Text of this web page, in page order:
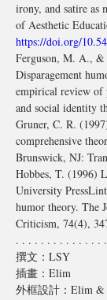
irony, and satire as
of Aesthetic
https://doi.org/
Ferguson, M. A.,
Disparagement
empirical review of
and social identity
Gruner, C. R.
comprehensive
Brunswick, NJ:
Hobbes, T. (1996)
University
humor theory. The
Criticism, 74(4),
. . . . . . . . . . . . . . .
撰文：LSY
插畫：Elim
外框設計：Elim &